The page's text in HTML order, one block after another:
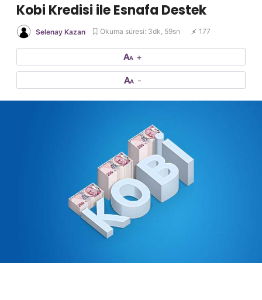
Kobi Kredisi ile Esnafa Destek
Selenay Kazan Okuma süresi: 3dk, 59sn 177
+
-